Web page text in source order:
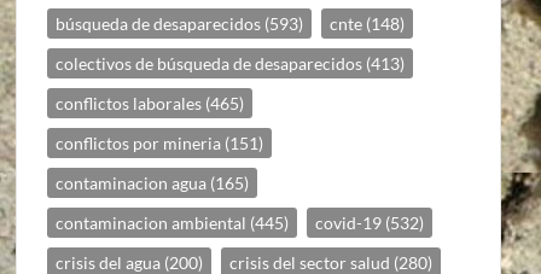
búsqueda de desaparecidos (593) cnte (148)
colectivos de búsqueda de desaparecidos (413)
conflictos laborales (465)
conflictos por mineria (151)
contaminacion agua (165)
contaminacion ambiental (445) covid-19 (532)
crisis del agua (200) crisis del sector salud (280)